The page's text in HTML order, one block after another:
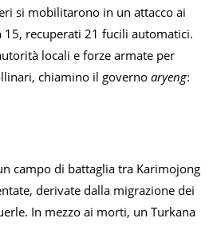
si mobilitarono in un attacco ai
recuperati 21 fucili automatici.
locali e forze armate per
chiamino il governoaryeng:
campo di battaglia tra Karimojong
derivate dalla migrazione dei
In mezzo ai morti, un Turkana